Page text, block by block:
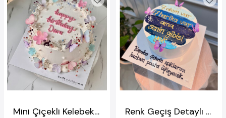
Mini Çiçekli Kelebekli Yazılı Pasta Renk Geçiş Detaylı Yazılı Pasta